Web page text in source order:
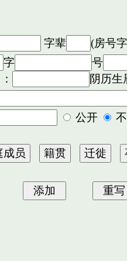
字辈
(房号
字 号
阴历生
公开